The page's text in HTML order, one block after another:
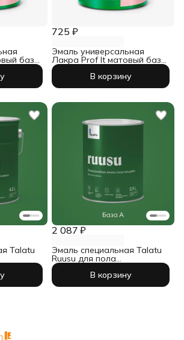
база
725 ₽
Эмаль универсальная
Лакра Prof It матовый база
А 0,9 кг
В корзину
Talatu
А 4,5 л
2 087 ₽
Эмаль специальная Talatu
Ruusu для пола
износостойкая база А 0,9 л
В корзину